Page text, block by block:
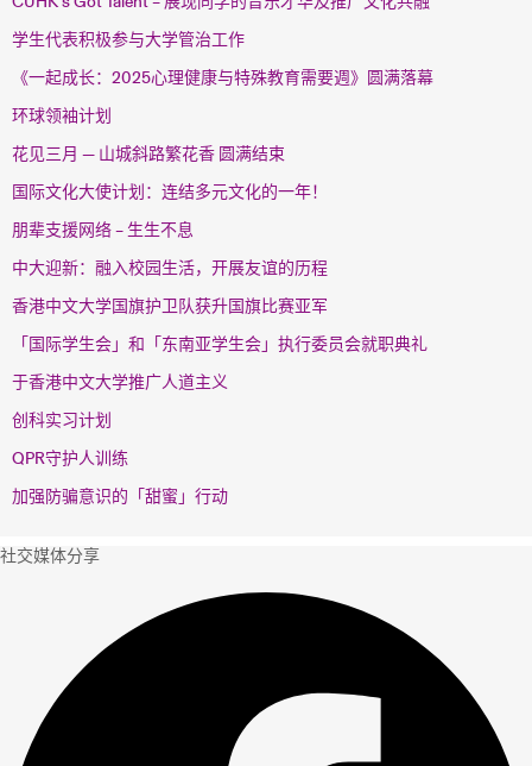
学生代表积极参与大学管治工作
《一起成长：2025心理健康与特殊教育需要週》圆满落幕
环球领袖计划
花见三月 — 山城斜路繁花香 圆满结束
国际文化大使计划：连结多元文化的一年！
朋辈支援网络 – 生生不息
中大迎新：融入校园生活，开展友谊的历程
香港中文大学国旗护卫队获升国旗比赛亚军
「国际学生会」和「东南亚学生会」执行委员会就职典礼
于香港中文大学推广人道主义
创科实习计划
QPR守护人训练
加强防骗意识的「甜蜜」行动
社交媒体分享